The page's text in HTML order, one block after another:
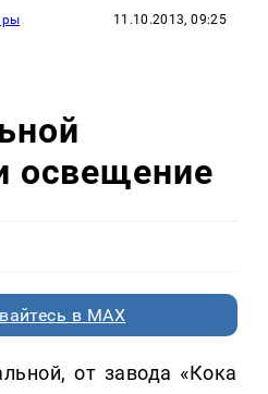
11.10.2013, 09:25
освещение
в MAX
от завода «Кока